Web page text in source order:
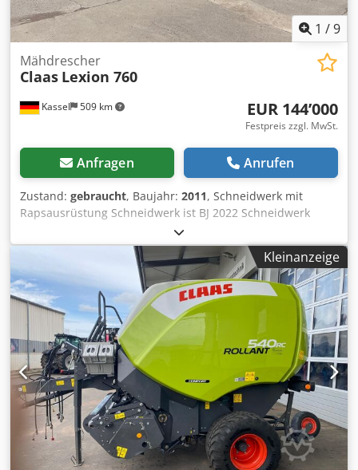
1 /9
Kassel 509 km
Mähdrescher
Claas Lexion 760
EUR 144’000
Festpreis zzgl. MwSt.
Anfragen Anrufen
Zustand: gebraucht, Baujahr: 2011, Schneidwerk mit
Rapsausrüstung Schneidwerk ist BJ 2022 Schneidwerk
Claas Vario / 930 / Chodpjt Twuiofx Ak Tja
Kleinanzeige